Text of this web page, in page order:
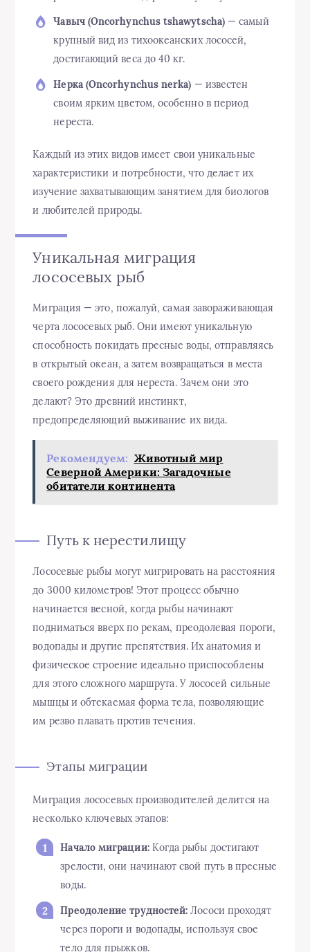
Чавыч (Oncorhynchus tshawytscha)— самый
крупный вид из тихоокеанских лососей,
достигающий веса до 40 кг.
Нерка (Oncorhynchus nerka) — известен
своим ярким цветом, особенно в период
нереста.
Каждый из этих видов имеет свои уникальные
характеристики и потребности, что делает их
изучение захватывающим занятием для биологов
и любителей природы.
Уникальная миграция
лососевых рыб
Миграция — это, пожалуй, самая завораживающая
черта лососевых рыб. Они имеют уникальную
способность покидать пресные воды, отправляясь
в открытый океан, а затем возвращаться в места
своего рождения для нереста. Зачем они это
делают? Это древний инстинкт,
предопределяющий выживание их вида.
Рекомендуем: Животный мир
Северной Америки: Загадочные
обитатели континента
Путь к нерестилищу
Лососевые рыбы могут мигрировать на расстояния
до 3000 километров! Этот процесс обычно
начинается весной, когда рыбы начинают
подниматься вверх по рекам, преодолевая пороги,
водопады и другие препятствия. Их анатомия и
физическое строение идеально приспособлены
для этого сложного маршрута. У лососей сильные
мышцы и обтекаемая форма тела, позволяющие
им резво плавать против течения.
Этапы миграции
Миграция лососевых производителей делится на
несколько ключевых этапов:
Начало миграции:Когда рыбы достигают
зрелости, они начинают свой путь в пресные
воды.
Преодоление трудностей: Лососи проходят
через пороги и водопады, используя свое
тело для прыжков.